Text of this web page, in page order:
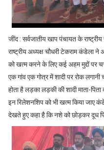
जींद : सर्वजातीय खाप पंचायत के
राष्ट्रीय अध्यक्ष चौधरी टेकराम कंडेला ने
को खत्म करने के लिए कई अहम मुद्दों पर
एक गांव एक गोत्र में शादी पर रोक लगानी
होता है लड़का लड़की की शादी माता-
इन रिलेशनशिप को भी खत्म किया जाए
देखते हुए कहा है कि नशे को छोड़कर दूध